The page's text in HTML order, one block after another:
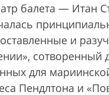
балета — Итан
и
для
Пендлтона и